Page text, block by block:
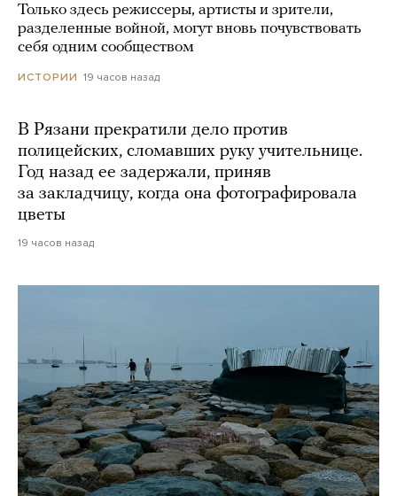
Только здесь режиссеры, артисты и зрители,
разделенные войной, могут вновь почувствовать
себя одним сообществом
ИСТОРИИ 19 часов назад
В Рязани прекратили дело против
полицейских, сломавших руку учительнице.
Год назад ее задержали, приняв
за закладчицу, когда она фотографировала
цветы
19 часов назад